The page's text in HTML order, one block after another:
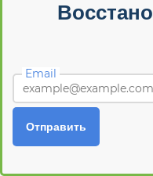
Email
Отправить